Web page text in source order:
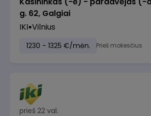
g. 62, Galgiai
IKI Vilnius
1230 - 1325 €/mėn. Prieš mokesčius
prieš 22 val.